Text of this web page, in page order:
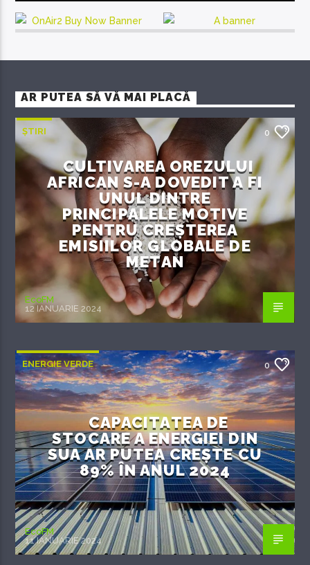
AR PUTEA SĂ VĂ MAI PLACĂ
ȘTIRI 0
CULTIVAREA OREZULUI
AFRICAN S-A DOVEDIT A FI
UNUL DINTRE
PRINCIPALELE MOTIVE
PENTRU CREȘTEREA
EMISIILOR GLOBALE DE
METAN
EcoFM
12 IANUARIE 2024
ENERGIE VERDE 0
CAPACITATEA DE
STOCARE A ENERGIEI DIN
SUA AR PUTEA CREȘTE CU
89% ÎN ANUL 2024
EcoFM
11 IANUARIE 2024